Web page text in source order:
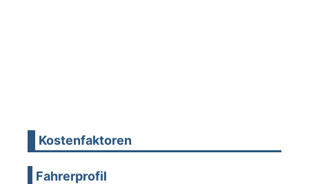
Kostenfaktoren
Fahrerprofil